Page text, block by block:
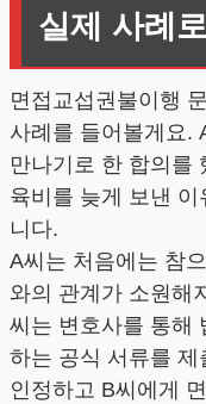
실제 사례
면접교섭권불이행
사례를 들어볼게요.
만나기로 한 합의를
육비를 늦게 보낸
니다.
A씨는 처음에는 참
와의 관계가 소원해
씨는 변호사를 통해
하는 공식 서류를
인정하고 B씨에게